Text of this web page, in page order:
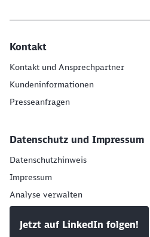
Kontakt
Kontakt und Ansprechpartner
Kundeninformationen
Presseanfragen
Datenschutz und Impressum
Datenschutzhinweis
Impressum
Analyse verwalten
Jetzt auf LinkedIn folgen!